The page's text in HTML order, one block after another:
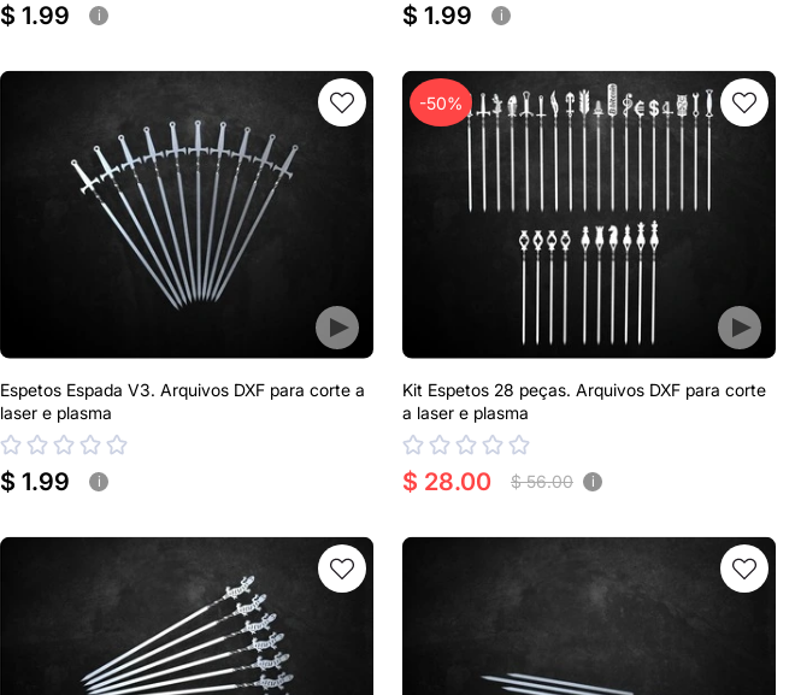
$ 1.99 i $ 1.99 i
Espetos Espada V3. Arquivos DXF para corte a
laser e plasma
$ 1.99 i
-50%
Kit Espetos 28 peças. Arquivos DXF para corte
a laser e plasma
$ 28.00 $ 56.00 i